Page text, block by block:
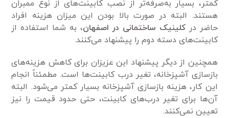
کمتر، بسیار به‌صرفه‌تر از نصب کابینت‌های از نوع ممبران
هستند. البته در صورت بالا بودن این میزان هزینه افراد
حاضر در کلینیک ساختمانی در اصفهان، به شما استفاده از
کابینت‌های دسته دوم را پیشنهاد می‌کنند.
همچنین از دیگر پیشنهاد این عزیزان برای کاهش هزینه‌های
بازسازی آشپزخانه، تغیر درب کابینت‌ها است. مطمئناً انجام
این کار، هزینه بازسازی آشپزخانه بسیار کمتر می‌شود. البته
آن‌ها برای تغیر درب‌های کابینت، حتی حدود قیمت را نیز
تعیین نمی‌کنند.